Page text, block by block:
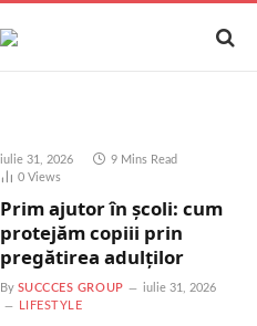
iulie 31, 2026
9 Mins Read
0 Views
Prim ajutor în școli: cum
protejăm copiii prin
pregătirea adulților
By SUCCCES GROUP
iulie 31, 2026
LIFESTYLE